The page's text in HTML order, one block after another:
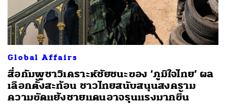
Global Affairs
สื่อกัมพูชาวิเคราะห์ชัยชนะของ ‘ภูมิใจไทย’ ผล
เลือกตั้งสะท้อน ชาวไทยสนับสนุนสงคราม
ความขัดแย้งชายแดนอาจรุนแรงมากขึ้น
SHARE TWEET LINE EMAIL